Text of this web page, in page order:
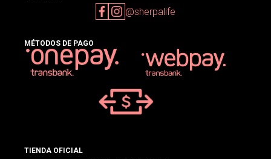
@sherpalife
MÉTODOS DE PAGO
TIENDA OFICIAL